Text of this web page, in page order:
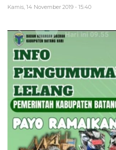
Kamis, 14 November 2019 - 15:40